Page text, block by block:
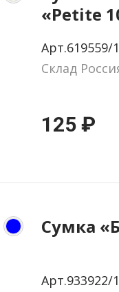
«Petite
Арт.619559/
Склад
125 ₽
Сумка
Арт.933922/